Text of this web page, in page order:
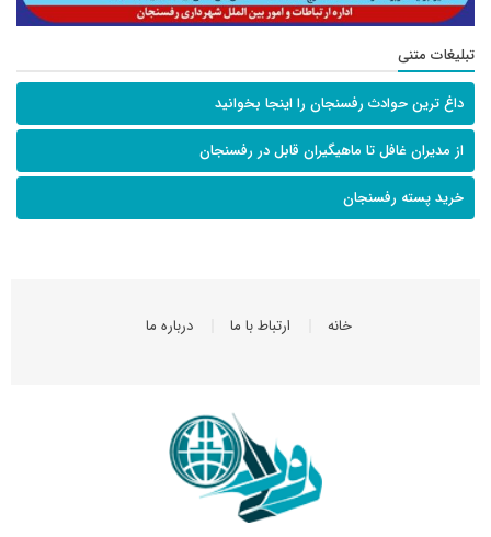
تبلیغات متنی
داغ ترین حوادث رفسنجان را اینجا بخوانید
از مدیران غافل تا ماهیگیران قابل در رفسنجان
خرید پسته رفسنجان
خانه ارتباط با ما درباره ما